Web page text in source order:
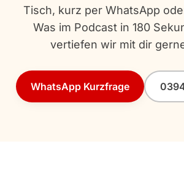
Tisch, kurz per WhatsApp
Was im Podcast in 180
vertiefen wir mit dir
WhatsApp Kurzfrage